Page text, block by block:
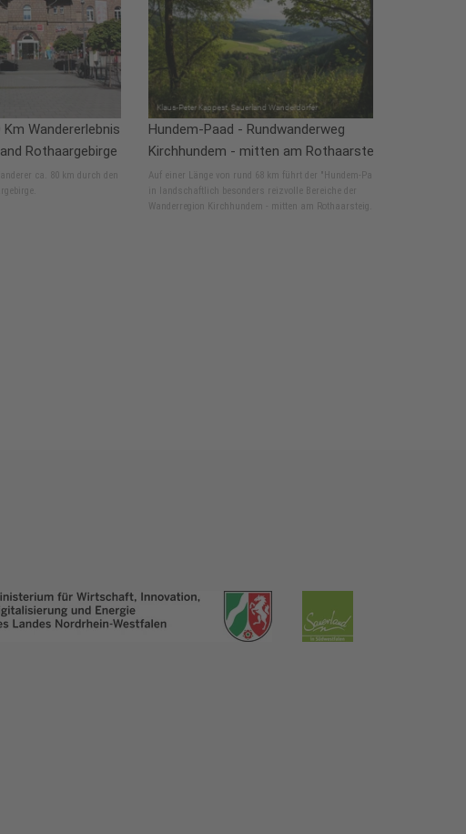
Wandererlebnis
Rothaargebirge
ca. 80 km durch den
Hundem-Paad - Rundwanderweg
Kirchhundem - mitten am Rothaarsteig
Auf einer Länge von rund 68 km führt der "Hundem-Paad"
in landschaftlich besonders reizvolle Bereiche der
Wanderregion Kirchhundem - mitten am Rothaarsteig.